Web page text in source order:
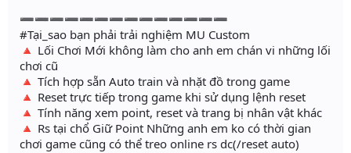
➖➖➖➖➖➖➖➖➖➖➖➖➖➖
#Tại_sao bạn phải trải nghiệm MU Custom
🔺 Lối Chơi Mới không làm cho anh em chán vi những lối
chơi cũ
🔺 Tích hợp sẵn Auto train và nhặt đồ trong game
🔺 Reset trực tiếp trong game khi sử dụng lệnh reset
🔺 Tính năng xem point, reset và trang bị nhân vật khác
🔺 Rs tại chổ Giữ Point Những anh em ko có thời gian
chơi game cũng có thể treo online rs dc(/reset auto)